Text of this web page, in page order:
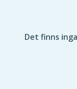
Det finns